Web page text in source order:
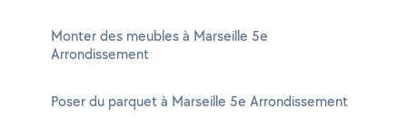
Monter des meubles à Marseille 5e
Arrondissement
Poser du parquet à Marseille 5e Arrondissement